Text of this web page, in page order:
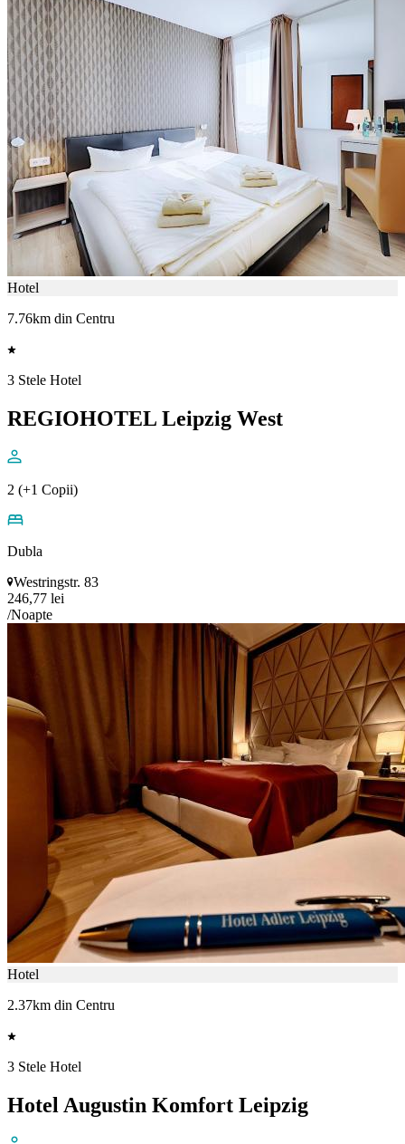
Hotel
7.76km din Centru
3 Stele Hotel
REGIOHOTEL Leipzig West
2 (+1 Copii)
Dubla
Westringstr. 83
246,77 lei
/Noapte
Hotel
2.37km din Centru
3 Stele Hotel
Hotel Augustin Komfort Leipzig